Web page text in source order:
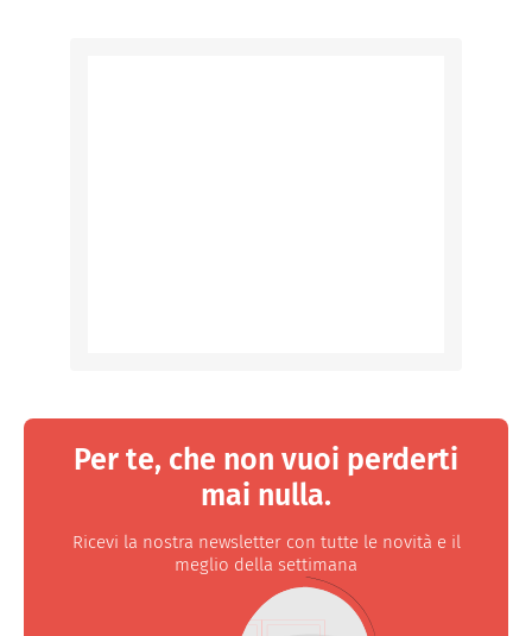
Per te, che non vuoi perderti
mai nulla.
Ricevi la nostra newsletter con tutte le novità e il
meglio della settimana